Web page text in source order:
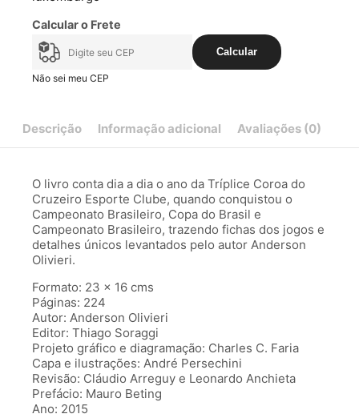
Calcular o Frete
Calcular
Não sei meu CEP
Descrição Informação adicional Avaliações (0)
O livro conta dia a dia o ano da Tríplice Coroa do
Cruzeiro Esporte Clube, quando conquistou o
Campeonato Brasileiro, Copa do Brasil e
Campeonato Brasileiro, trazendo fichas dos jogos e
detalhes únicos levantados pelo autor Anderson
Olivieri.
Formato: 23 x 16 cms
Páginas: 224
Autor: Anderson Olivieri
Editor: Thiago Soraggi
Projeto gráfico e diagramação: Charles C. Faria
Capa e ilustrações: André Persechini
Revisão: Cláudio Arreguy e Leonardo Anchieta
Prefácio: Mauro Beting
Ano: 2015